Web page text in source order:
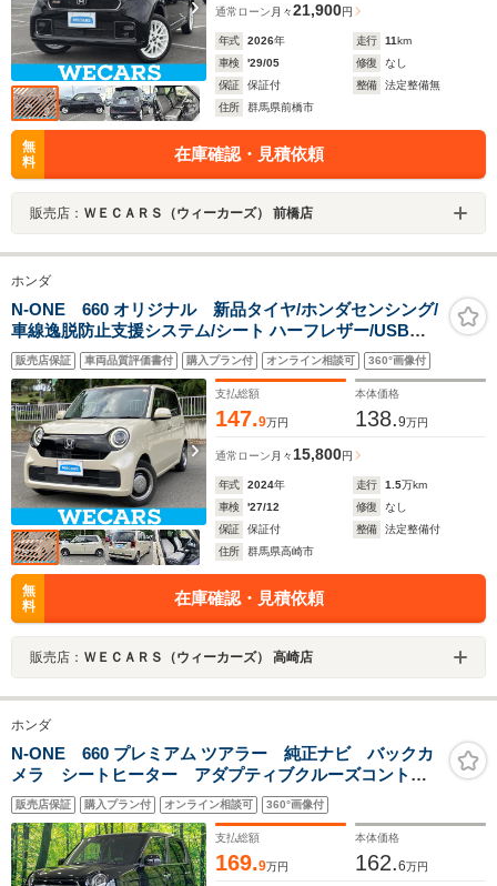
通常ローン 月々21,900円
年式 2026年 走行 11km
車検
'29/05 修復
なし
保証
保証付 整備
法定整備無
住所
群馬県前橋市
無
料
在庫確認・見積依頼
販売店： ＷＥＣＡＲＳ（ウィーカーズ） 前橋店
ホンダ
N-ONE 660 オリジナル 新品タイヤ/ホンダセンシング/
車線逸脱防止支援システム/シート ハーフレザー/USBジ
ャック/ETC/EBD付ABS/横滑り防止装置/アイドリングス
トップ/禁煙車/エアバッグ 運転席
販売店保証 車両品質評価書付 購入プラン付 オンライン相談可 360°画像付
支払総額
147.9万円
本体価格
138.9万円
通常ローン 月々 15,800円
年式 2024年 走行 1.5万km
車検
'27/12 修復
なし
保証
保証付 整備
法定整備付
住所
群馬県高崎市
無
料
在庫確認・見積依頼
販売店： ＷＥＣＡＲＳ（ウィーカーズ） 高崎店
ホンダ
N-ONE 660 プレミアム ツアラー 純正ナビ バックカ
メラ シートヒーター アダプティブクルーズコントロ
ール ETC スマートキー＆プッシュスタート オート
ハイビーム 純正15インチAW 禁煙車 衝突被害軽減装
置
販売店保証 購入プラン付 オンライン相談可 360°画像付
支払総額
169.9万円
本体価格
162.6万円